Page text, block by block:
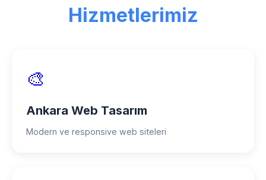
indirimler, taksitli ödeme seçenekleri ve
proje bazlı ödeme planları mevcuttur.
Hizmetlerimiz
🎨
Ankara Web Tasarım
Modern ve responsive web siteleri